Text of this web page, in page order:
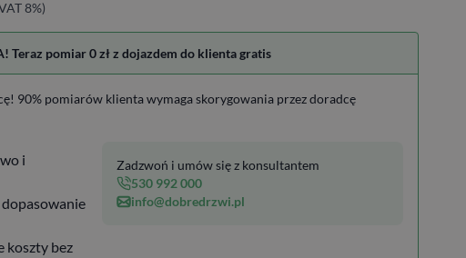
8%)
Teraz pomiar 0 zł z dojazdem do klienta gratis
90% pomiarów klienta wymaga skorygowania przez doradcę
i
koszty bez
Zadzwoń i umów się z konsultantem
530 992 000
info@dobredrzwi.pl